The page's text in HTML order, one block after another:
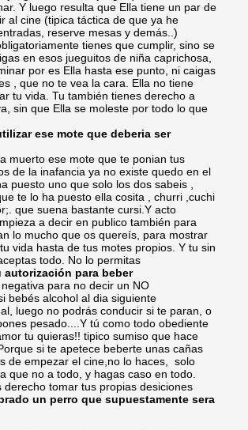
Y luego resulta que Ella tiene un par de
al cine (tipica táctica de que ya he
reserve mesas y demás..)
tienes que cumplir, sino se
en esos jueguitos de niña caprichosa,
por es Ella hasta ese punto, ni caigas
, que no te vea la cara. Ella no tiene
tu vida. Tu también tienes derecho a
sin que Ella se moleste por todo lo que
ese mote que deberia ser
muerto ese mote que te ponian tus
de la inafancia ya no existe quedo en el
puesto uno que solo los dos sabeis ,
te lo ha puesto ella cosita , churri ,cuchi
que suena bastante cursi.Y acto
a decir en publico también para
lo mucho que os quereís, para mostrar
vida hasta de tus motes propios. Y tu sin
todo. No lo permitas
autorización para beber
para no decir un NO
bebés alcohol al dia siguiente
luego no podrás conducir si te paran, o
pesado....Y tú como todo obediente
tu quieras!! tipico sumiso que hace
si te apetece beberte unas cañas
de empezar el cine,no lo haces, solo
que no a todo, y hagas caso en todo.
derecho tomar tus propias desiciones
un perro que supuestamente sera